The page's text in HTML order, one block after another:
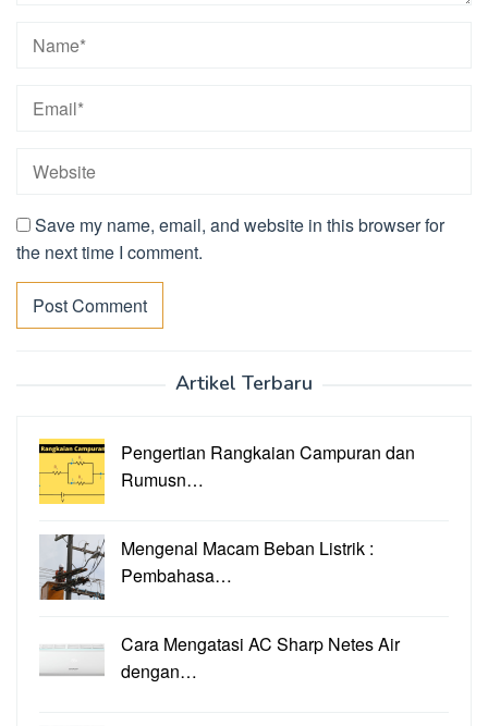
Save my name, email, and website in this browser for
the next time I comment.
Artikel Terbaru
Pengertian Rangkaian Campuran dan
Rumusn…
Mengenal Macam Beban Listrik :
Pembahasa…
Cara Mengatasi AC Sharp Netes Air
dengan…